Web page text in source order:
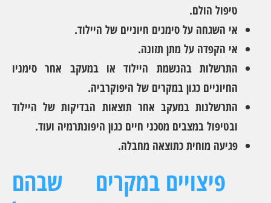
טיפול הולם.
אי השגחה על סימנים חיוניים של היילוד.
אי הקפדה על מתן תזונה.
התרשלות בהנשמת היילוד או במעקב אחר סימניו
החיוניים כגון במקרים של היפוקרביה.
התרשלנות במעקב אחר תוצאות הבדיקות של היילוד
ובטיפול במצבים מסכני חיים כגון היפונתרמיה ועוד.
פגיעה מוחית כתוצאה מחבלה.
פיצויים במקרים שבהם